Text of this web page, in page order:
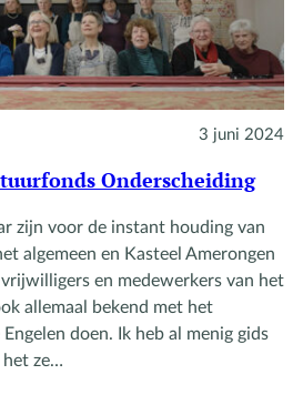
3 juni 2024
Onderscheiding
zijn voor de instant houding van
algemeen en Kasteel Amerongen
en medewerkers van het
allemaal bekend met het
doen. Ik heb al menig gids
het ze…